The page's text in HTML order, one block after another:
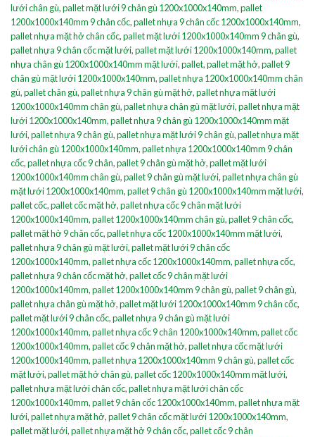
lưới chân gù,pallet mặt lưới 9 chân gù 1200x1000x140mm,pallet
1200x1000x140mm 9 chân cốc,pallet nhựa 9 chân cốc 1200x1000x140mm,
pallet nhựa mặt hở chân cốc,pallet mặt lưới 1200x1000x140mm 9 chân gù,
pallet nhựa 9 chân cốc mặt lưới,pallet mặt lưới 1200x1000x140mm,pallet
nhựa chân gù 1200x1000x140mm mặt lưới,pallet,pallet mặt hở,pallet 9
chân gù mặt lưới 1200x1000x140mm,pallet nhựa 1200x1000x140mm chân
gù,pallet chân gù,pallet nhựa 9 chân gù mặt hở,pallet nhựa mặt lưới
1200x1000x140mm chân gù,pallet nhựa chân gù mặt lưới,pallet nhựa mặt
lưới 1200x1000x140mm,pallet nhựa 9 chân gù 1200x1000x140mm mặt
lưới,pallet nhựa 9 chân gù,pallet nhựa mặt lưới 9 chân gù,pallet nhựa mặt
lưới chân gù 1200x1000x140mm,pallet nhựa 1200x1000x140mm 9 chân
cốc,pallet nhựa cốc 9 chân,pallet 9 chân gù mặt hở,pallet mặt lưới
1200x1000x140mm chân gù,pallet 9 chân gù mặt lưới,pallet nhựa chân gù
mặt lưới 1200x1000x140mm,pallet 9 chân gù 1200x1000x140mm mặt lưới,
pallet cốc,pallet cốc mặt hở,pallet nhựa cốc 9 chân mặt lưới
1200x1000x140mm,pallet 1200x1000x140mm chân gù,pallet 9 chân cốc,
pallet mặt hở 9 chân cốc,pallet nhựa cốc 1200x1000x140mm mặt lưới,
pallet nhựa 9 chân gù mặt lưới,pallet mặt lưới 9 chân cốc
1200x1000x140mm,pallet nhựa cốc 1200x1000x140mm,pallet nhựa cốc,
pallet nhựa 9 chân cốc mặt hở,pallet cốc 9 chân mặt lưới
1200x1000x140mm,pallet 1200x1000x140mm 9 chân gù,pallet 9 chân gù,
pallet nhựa chân gù mặt hở,pallet mặt lưới 1200x1000x140mm 9 chân cốc,
pallet mặt lưới 9 chân cốc,pallet nhựa 9 chân gù mặt lưới
1200x1000x140mm,pallet nhựa cốc 9 chân 1200x1000x140mm,pallet cốc
1200x1000x140mm,pallet cốc 9 chân mặt hở,pallet nhựa cốc mặt lưới
1200x1000x140mm,pallet nhựa 1200x1000x140mm 9 chân gù,pallet cốc
mặt lưới,pallet mặt hở chân gù,pallet cốc 1200x1000x140mm mặt lưới,
pallet nhựa mặt lưới chân cốc,pallet nhựa mặt lưới chân cốc
1200x1000x140mm,pallet 9 chân cốc 1200x1000x140mm,pallet nhựa mặt
lưới,pallet nhựa mặt hở,pallet 9 chân cốc mặt lưới 1200x1000x140mm,
pallet mặt lưới,pallet nhựa mặt hở 9 chân cốc,pallet cốc 9 chân